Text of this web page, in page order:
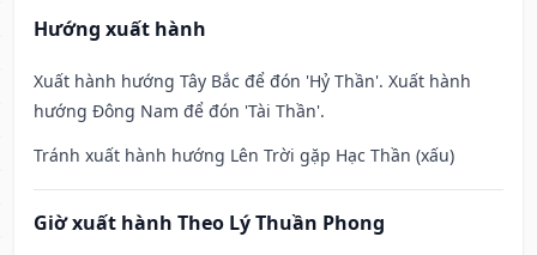
Hướng xuất hành
Xuất hành hướng Tây Bắc để đón 'Hỷ Thần'. Xuất hành
hướng Đông Nam để đón 'Tài Thần'.
Tránh xuất hành hướng Lên Trời gặp Hạc Thần (xấu)
Giờ xuất hành Theo Lý Thuần Phong